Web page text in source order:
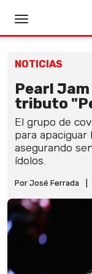
NOTICIAS
Pearl
tributo
El grupo de
para apaciguar
asegurando
ídolos.
Por José Ferrada